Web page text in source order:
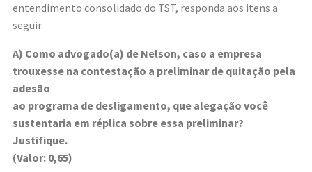
entendimento consolidado do TST, responda aos itens a
seguir.
A) Como advogado(a) de Nelson, caso a empresa
trouxesse na contestação a preliminar de quitação pela
adesão
ao programa de desligamento, que alegação você
sustentaria em réplica sobre essa preliminar?
Justifique.
(Valor: 0,65)